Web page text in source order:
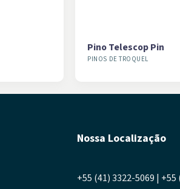
PINOS DE TROQUEL
Pino Telescop Pin
Nossa Localização
+55 (41) 3322-5069 | +55